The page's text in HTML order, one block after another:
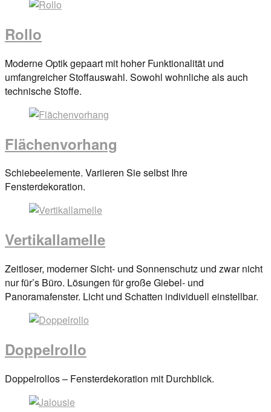
By
Rollo
Posted
on
29.
By
Moderne Optik gepaart mit hoher Funktionalität und
umfangreicher Stoffauswahl. Sowohl wohnliche als auch
technische Stoffe.
Flächenvorhang
Posted
on
anova
Schiebeelemente. Variieren Sie selbst Ihre
Fensterdekoration.
Vertikallamelle
Posted
on
29.
By
Zeitloser, moderner Sicht- und Sonnenschutz und zwar nicht
nur für’s Büro. Lösungen für große Giebel- und
Panoramafenster. Licht und Schatten individuell einstellbar.
Doppelrollo
Posted
Doppelrollos – Fensterdekoration mit Durchblick.